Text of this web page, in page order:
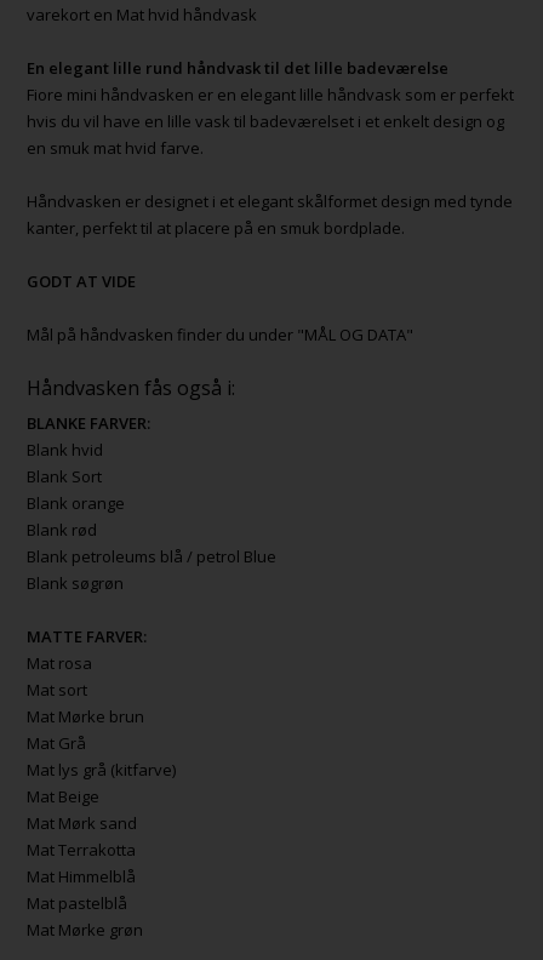
varekort en Mat hvid håndvask
En elegant lille rund håndvask til det lille badeværelse
Fiore mini håndvasken er en elegant lille håndvask som er perfekt
hvis du vil have en lille vask til badeværelset i et enkelt design og
en smuk mat hvid farve.
Håndvasken er designet i et elegant skålformet design med tynde
kanter, perfekt til at placere på en smuk bordplade.
GODT AT VIDE
Mål på håndvasken finder du under "MÅL OG DATA"
Håndvasken fås også i:
BLANKE FARVER:
Blank hvid
Blank Sort
Blank orange
Blank rød
Blank petroleums blå / petrol Blue
Blank søgrøn
MATTE FARVER:
Mat rosa
Mat sort
Mat Mørke brun
Mat Grå
Mat lys grå (kitfarve)
Mat Beige
Mat Mørk sand
Mat Terrakotta
Mat Himmelblå
Mat pastelblå
Mat Mørke grøn